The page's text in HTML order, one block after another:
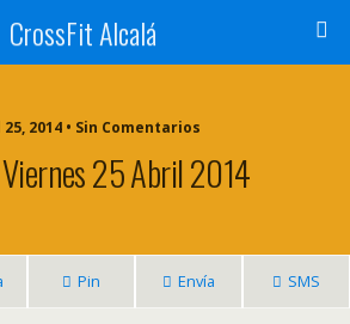
CrossFit Alcalá
2014 • Sin Comentarios
25 Abril 2014
Pin Envía SMS